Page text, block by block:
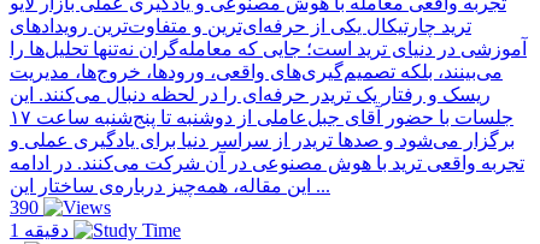
ترید چارتیکال یکی از حرفه‌ای‌ترین و متفاوت‌ترین رویدادهای
آموزشی در دنیای ترید است؛ جایی که معامله‌گران نه‌تنها تحلیل‌ها را
می‌بینند، بلکه تصمیم‌گیری‌های واقعی، ورودها، خروج‌ها، مدیریت
ریسک و رفتار یک تریدر حرفه‌ای را در لحظه دنبال می‌کنند. این
جلسات با حضور آقای جبل‌عاملی از دو‌شنبه تا پنج‌شنبه ساعت ۱۷
برگزار می‌شود و صدها تریدر از سراسر دنیا برای یادگیری عملی و
تجربه واقعی ترید با هوش مصنوعی در آن شرکت می‌کنند. در ادامه
این مقاله، همه‌چیز درباره‌ی ساختار این ...
390
1 دقیقه